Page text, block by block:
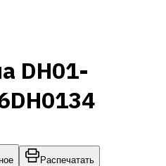
DH01-
Распечатать